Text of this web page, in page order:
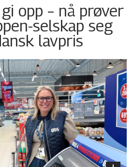
opp – nå prøver
selskap seg
lavpris